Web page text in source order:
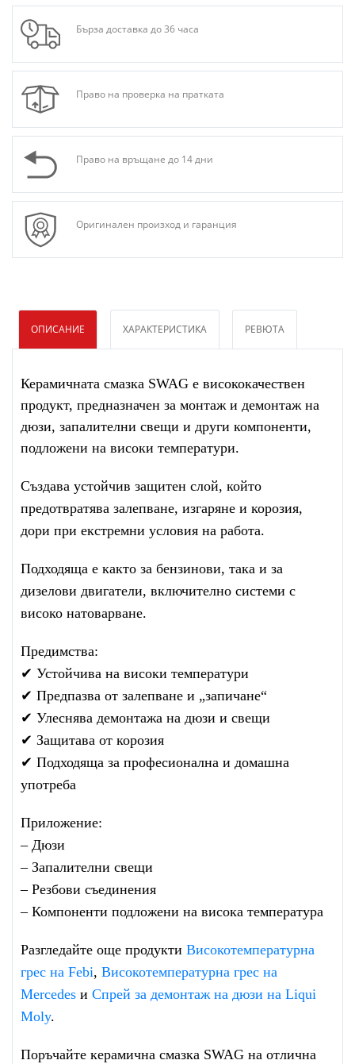
Бърза доставка до 36 часа
Право на проверка на пратката
Право на връщане до 14 дни
Оригинален произход и гаранция
ОПИСАНИЕ ХАРАКТЕРИСТИКА РЕВЮТА
Керамичната смазка SWAG е висококачествен
продукт, предназначен за монтаж и демонтаж на
дюзи, запалителни свещи и други компоненти,
подложени на високи температури.
Създава устойчив защитен слой, който
предотвратява залепване, изгаряне и корозия,
дори при екстремни условия на работа.
Подходяща е както за бензинови, така и за
дизелови двигатели, включително системи с
високо натоварване.
Предимства:
✔ Устойчива на високи температури
✔ Предпазва от залепване и „запичане“
✔ Улеснява демонтажа на дюзи и свещи
✔ Защитава от корозия
✔ Подходяща за професионална и домашна
употреба
Приложение:
– Дюзи
– Запалителни свещи
– Резбови съединения
– Компоненти подложени на висока температура
Разгледайте още продукти Високотемпературна
грес на Febi, Високотемпературна грес на
Mercedes и Спрей за демонтаж на дюзи на Liqui
Moly.
Поръчайте керамична смазка SWAG на отлична